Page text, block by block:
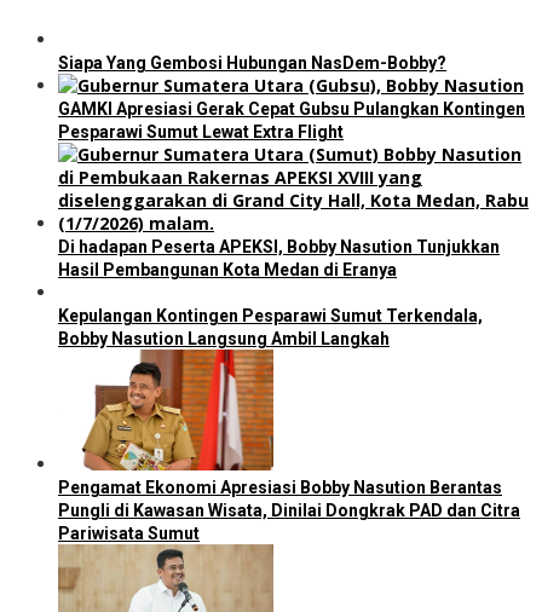
Siapa Yang Gembosi Hubungan NasDem-Bobby?
GAMKI Apresiasi Gerak Cepat Gubsu Pulangkan Kontingen
Pesparawi Sumut Lewat Extra Flight
Di hadapan Peserta APEKSI, Bobby Nasution Tunjukkan
Hasil Pembangunan Kota Medan di Eranya
Kepulangan Kontingen Pesparawi Sumut Terkendala,
Bobby Nasution Langsung Ambil Langkah
Pengamat Ekonomi Apresiasi Bobby Nasution Berantas
Pungli di Kawasan Wisata, Dinilai Dongkrak PAD dan Citra
Pariwisata Sumut